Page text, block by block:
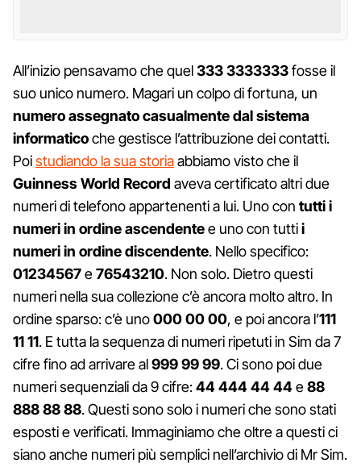
All’inizio pensavamo che quel333 3333333fosse il
suo unico numero. Magari un colpo di fortuna, un
numero assegnato casualmente dal sistema
informaticoche gestisce l’attribuzione dei contatti.
Poistudiando la sua storiaabbiamo visto che il
Guinness World Record aveva certificato altri due
numeri di telefono appartenenti a lui. Uno con tutti i
numeri in ordine ascendentee uno con tuttii
numeri in ordine discendente. Nello specifico:
01234567e76543210. Non solo. Dietro questi
numeri nella sua collezione c’è ancora molto altro. In
ordine sparso: c’è uno000 00 00, e poi ancora l’111
11 11. E tutta la sequenza di numeri ripetuti in Sim da 7
cifre fino ad arrivare al999 99 99. Ci sono poi due
numeri sequenziali da 9 cifre:44 444 4444e88
888 88 88. Questi sono solo i numeri che sono stati
esposti e verificati. Immaginiamo che oltre a questi ci
siano anche numeri più semplici nell’archivio di Mr Sim.